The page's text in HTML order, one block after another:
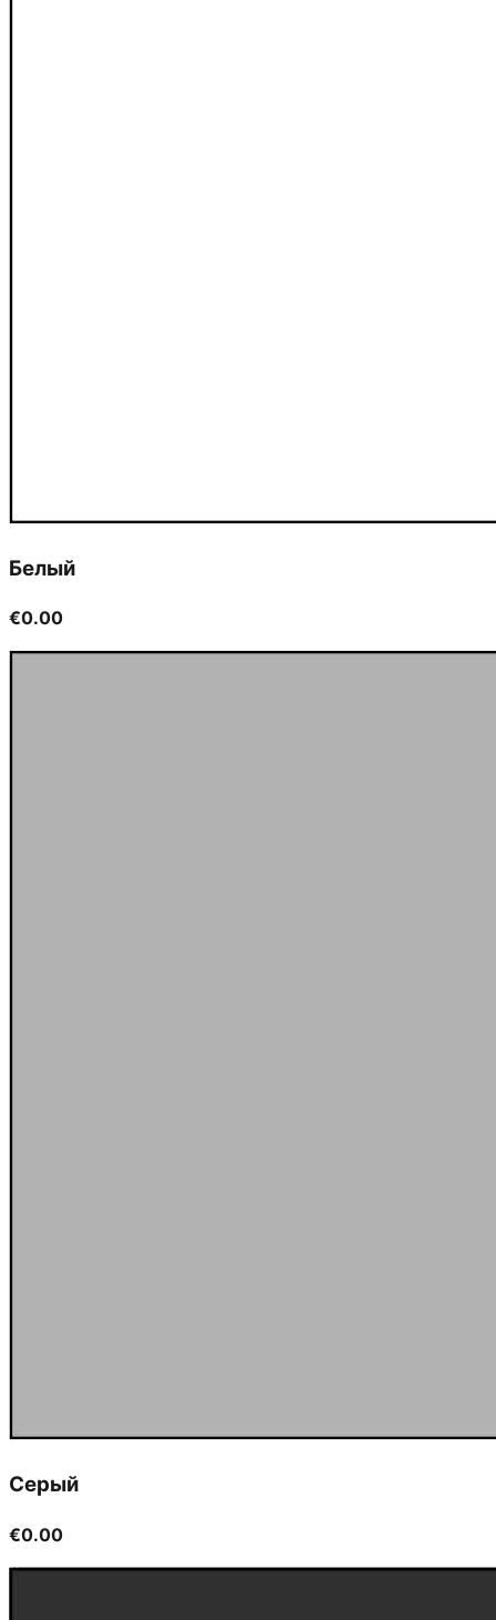
Белый
€0.00
Серый
€0.00